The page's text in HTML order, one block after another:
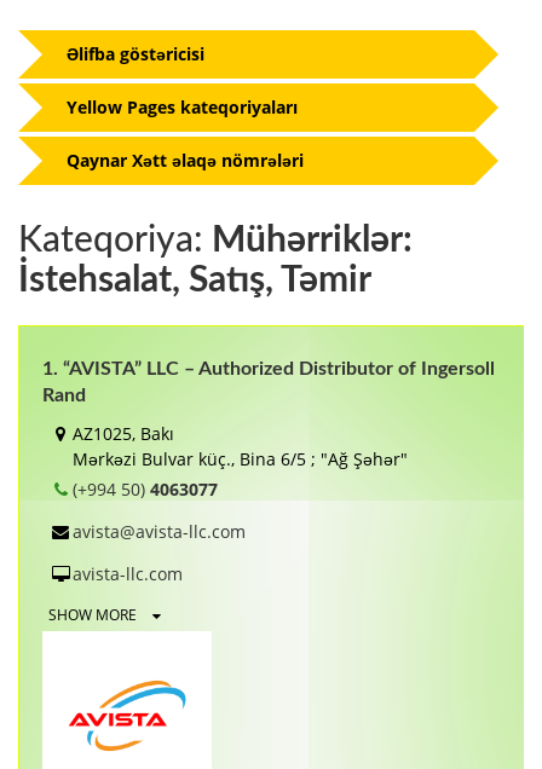
Kateqoriya: Mühərriklər:
İstehsalat, Satış, Təmir
1. “AVISTA” LLC – Authorized Distributor of Ingersoll
Rand
AZ1025, Bakı
Mərkəzi Bulvar küç., Bina 6/5 ; "Ağ Şəhər"
(+994 50) 4063077
avista@avista-llc.com
avista-llc.com
SHOW MORE
Əlifba göstəricisi
Yellow Pages kateqoriyaları
Qaynar Xətt əlaqə nömrələri